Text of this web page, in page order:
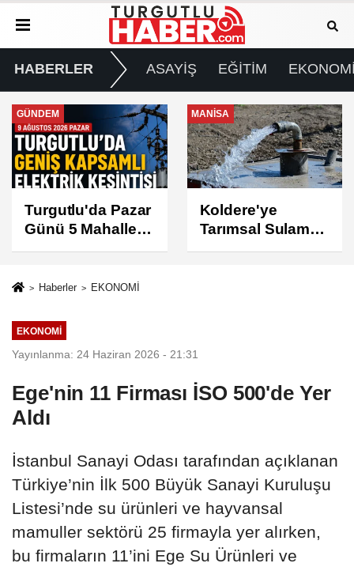
HABERLER ASAYİŞ EĞİTİM
MANİSA
Koldere'ye
Tarımsal Sulama
Desteği
GÜNDEM
Manisa'da 1.200
Kınalı Keklik
Doğaya Salındı
Haberler EKONOMİ
EKONOMİ
Yayınlanma: 24 Haziran 2026 - 21:31
Ege'nin 11 Firması İSO 500'de Yer
Aldı
İstanbul Sanayi Odası tarafından açıklanan
Türkiye’nin İlk 500 Büyük Sanayi Kuruluşu
Listesi’nde su ürünleri ve hayvansal
mamuller sektörü 25 firmayla yer alırken,
bu firmaların 11’ini Ege Su Ürünleri ve